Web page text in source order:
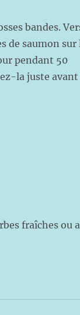
bandes.
de saumon sur
pendant 50
la juste avant
fraîches ou